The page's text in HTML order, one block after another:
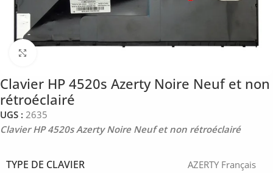
Clavier HP 4520s Azerty Noire Neuf et non
rétroéclairé
UGS : 2635
Clavier HP 4520s Azerty Noire Neuf et non rétroéclairé
TYPE DE CLAVIER AZERTY Français